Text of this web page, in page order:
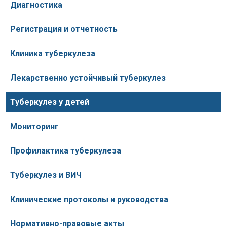
Диагностика
Регистрация и отчетность
Клиника туберкулеза
Лекарственно устойчивый туберкулез
Туберкулез у детей
Мониторинг
Профилактика туберкулеза
Туберкулез и ВИЧ
Клинические протоколы и руководства
Нормативно-правовые акты